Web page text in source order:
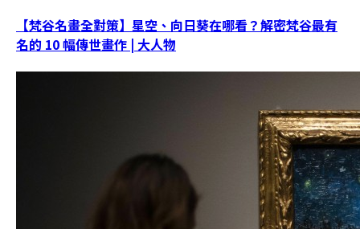
【梵谷名畫全對策】星空、向日葵在哪看？解密梵谷最有
名的 10 幅傳世畫作 | 大人物